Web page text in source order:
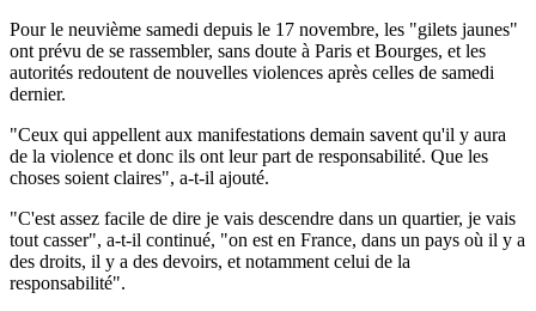
Pour le neuvième samedi depuis le 17 novembre, les "gilets jaunes"
ont prévu de se rassembler, sans doute à Paris et Bourges, et les
autorités redoutent de nouvelles violences après celles de samedi
dernier.
"Ceux qui appellent aux manifestations demain savent qu'il y aura
de la violence et donc ils ont leur part de responsabilité. Que les
choses soient claires", a-t-il ajouté.
"C'est assez facile de dire je vais descendre dans un quartier, je vais
tout casser", a-t-il continué, "on est en France, dans un pays où il y a
des droits, il y a des devoirs, et notamment celui de la
responsabilité".